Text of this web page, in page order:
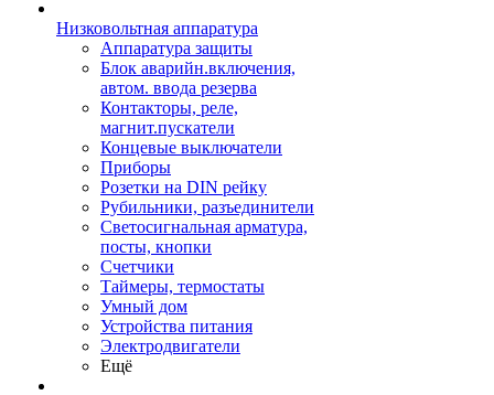
Низковольтная аппаратура
Аппаратура защиты
Блок аварийн.включения,
автом. ввода резерва
Контакторы, реле,
магнит.пускатели
Концевые выключатели
Приборы
Розетки на DIN рейку
Рубильники, разъединители
Светосигнальная арматура,
посты, кнопки
Счетчики
Таймеры, термостаты
Умный дом
Устройства питания
Электродвигатели
Ещё